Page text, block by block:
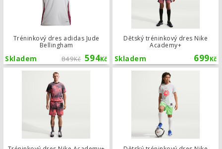
Tréninkový dres adidas Jude
Bellingham
849Kč 594Kč
Skladem
Dětský tréninkový dres Nike
Academy+
699Kč
Skladem
Tréninkový dres Nike Academy+